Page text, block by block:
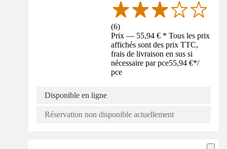
(6)
Prix — 55,94 € * Tous les prix
affichés sont des prix TTC,
frais de livraison en sus si
nécessaire par pce55,94 €*/
pce
Disponible en ligne
Réservation non disponible actuellement